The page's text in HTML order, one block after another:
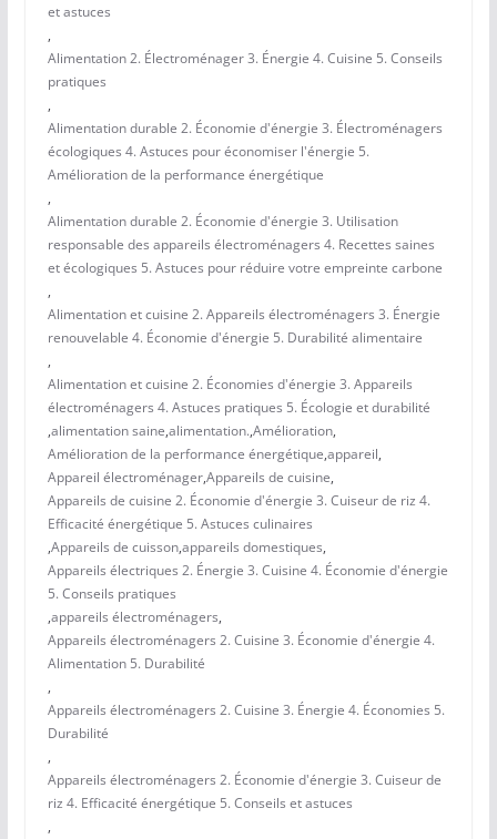
et astuces
,
Alimentation 2. Électroménager 3. Énergie 4. Cuisine 5. Conseils
pratiques
,
Alimentation durable 2. Économie d'énergie 3. Électroménagers
écologiques 4. Astuces pour économiser l'énergie 5.
Amélioration de la performance énergétique
,
Alimentation durable 2. Économie d'énergie 3. Utilisation
responsable des appareils électroménagers 4. Recettes saines
et écologiques 5. Astuces pour réduire votre empreinte carbone
,
Alimentation et cuisine 2. Appareils électroménagers 3. Énergie
renouvelable 4. Économie d'énergie 5. Durabilité alimentaire
,
Alimentation et cuisine 2. Économies d'énergie 3. Appareils
électroménagers 4. Astuces pratiques 5. Écologie et durabilité
,alimentation saine,alimentation.,Amélioration,
Amélioration de la performance énergétique,appareil,
Appareil électroménager,Appareils de cuisine,
Appareils de cuisine 2. Économie d'énergie 3. Cuiseur de riz 4.
Efficacité énergétique 5. Astuces culinaires
,Appareils de cuisson,appareils domestiques,
Appareils électriques 2. Énergie 3. Cuisine 4. Économie d'énergie
5. Conseils pratiques
,appareils électroménagers,
Appareils électroménagers 2. Cuisine 3. Économie d'énergie 4.
Alimentation 5. Durabilité
,
Appareils électroménagers 2. Cuisine 3. Énergie 4. Économies 5.
Durabilité
,
Appareils électroménagers 2. Économie d'énergie 3. Cuiseur de
riz 4. Efficacité énergétique 5. Conseils et astuces
,